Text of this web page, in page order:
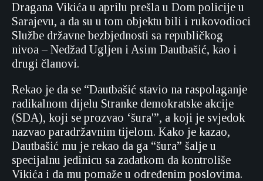
Dragana Vikića u aprilu prešla u Dom policije u
Sarajevu, a da su u tom objektu bili i rukovodioci
Službe državne bezbjednosti sa republičkog
nivoa – Nedžad Ugljen i Asim Dautbašić, kao i
drugi članovi.
Rekao je da se “Dautbašić stavio na raspolaganje
radikalnom dijelu Stranke demokratske akcije
(SDA), koji se prozvao ‘šura'”, a koji je svjedok
nazvao paradržavnim tijelom. Kako je kazao,
Dautbašić mu je rekao da ga “šura” šalje u
specijalnu jedinicu sa zadatkom da kontroliše
Vikića i da mu pomaže u određenim poslovima.